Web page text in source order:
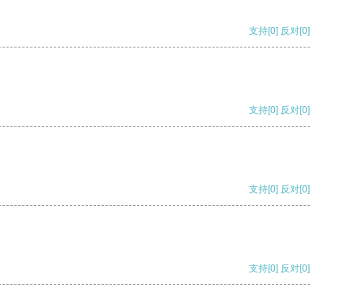
支持[0] 反对[0]
支持[0] 反对[0]
支持[0] 反对[0]
支持[0] 反对[0]